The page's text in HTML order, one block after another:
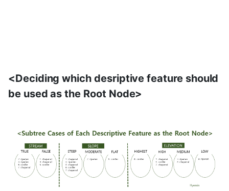
<Deciding which desriptive feature should
be used as the Root Node>